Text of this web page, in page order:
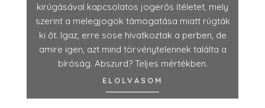
kirúgásával kapcsolatos jogerős ítéletet, mely
szerint a melegjogok támogatása miatt rúgták
ki őt. Igaz, erre sose hivatkoztak a perben, de
amire igen, azt mind törvénytelennek találta a
bíróság. Abszurd? Teljes mértékben.
ELOLVASOM